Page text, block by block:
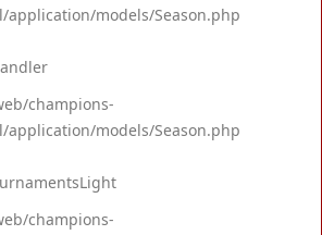
models/Season.php
champions-
models/Season.php
champions-